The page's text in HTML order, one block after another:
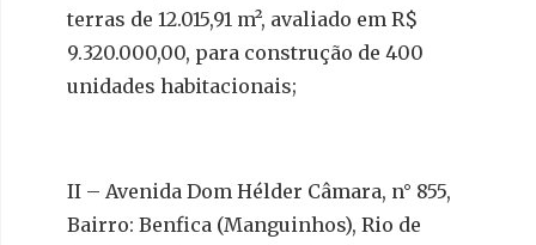
terras de 12.015,91 m², avaliado em R$
9.320.000,00, para construção de 400
unidades habitacionais;
II – Avenida Dom Hélder Câmara, n° 855,
Bairro: Benfica (Manguinhos), Rio de